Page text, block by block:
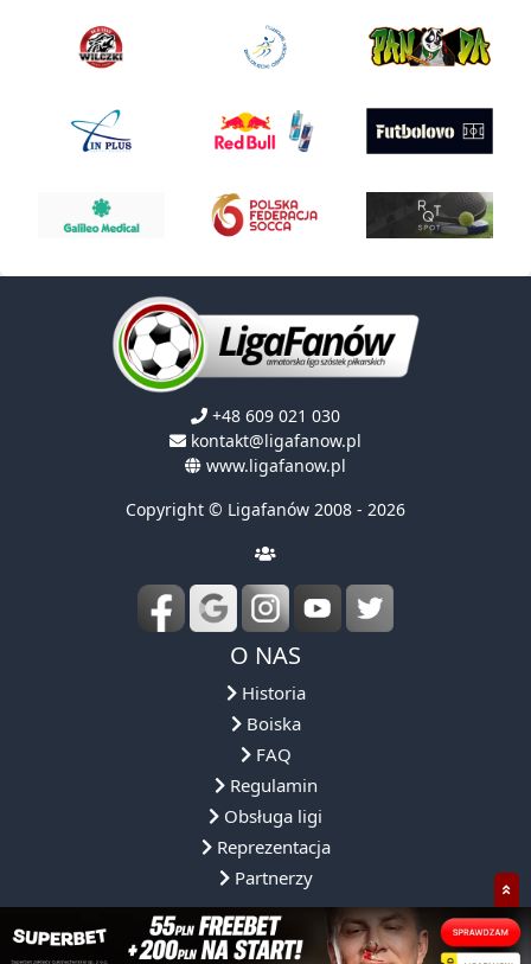
+48 609 021 030
kontakt@ligafanow.pl
www.ligafanow.pl
Copyright © Ligafanów 2008 - 2026
O NAS
Historia
Boiska
FAQ
Regulamin
Obsługa ligi
Reprezentacja
Partnerzy
NASZA OFERTA NASZE ROZGRYWKI DLACZEGO MY?